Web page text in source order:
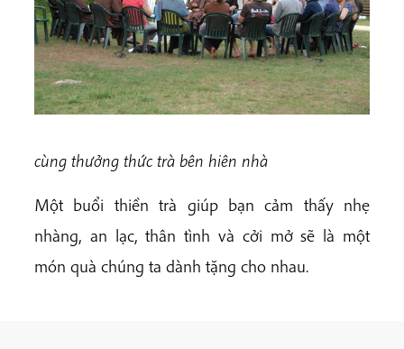
cùng thưởng thức trà bên hiên nhà
Một buổi thiền trà giúp bạn cảm thấy nhẹ
nhàng, an lạc, thân tình và cởi mở sẽ là một
món quà chúng ta dành tặng cho nhau.